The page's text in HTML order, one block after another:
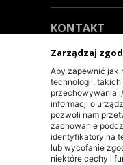
Zarządzaj
Aby zapewnić jak
technologii,
przechowywania
informacji o
pozwoli nam
zachowanie
identyfikatory na
lub wycofanie
niektóre cechy i
KONTAKT
+48 603 90
WHATSAPP
RALLY-
UL.
43-300